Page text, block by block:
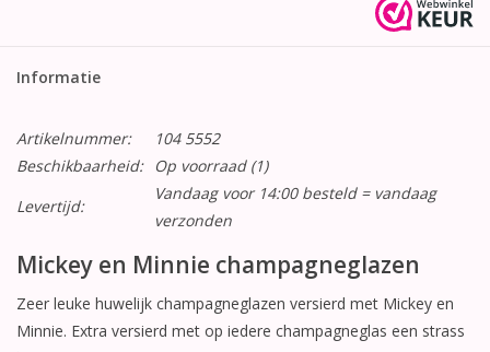
Informatie
Artikelnummer:
104 5552
Beschikbaarheid:
Op voorraad(1)
Levertijd:
Vandaag voor 14:00 besteld = vandaag
verzonden
Mickey en Minnie champagneglazen
Zeer leuke huwelijk champagneglazen versierd met Mickey en
Minnie. Extra versierd met op iedere champagneglas een strass